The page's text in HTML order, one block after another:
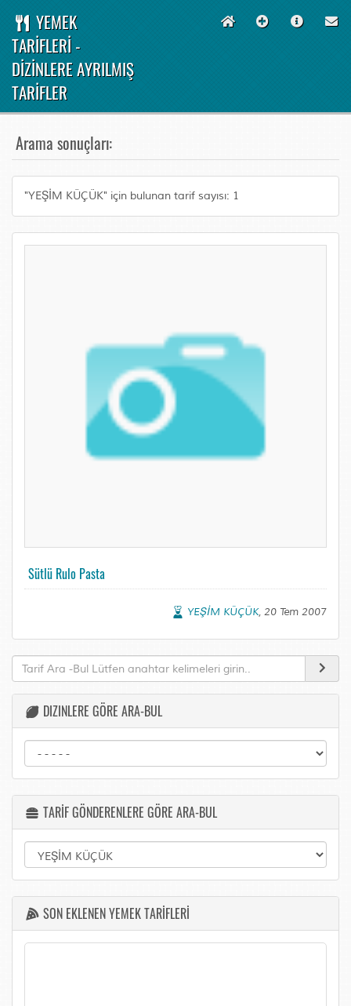
YEMEK
TARİFLERİ -
DİZİNLERE AYRILMIŞ
TARİFLER
Arama sonuçları:
"YEŞİM KÜÇÜK" için bulunan tarif sayısı: 1
Sütlü Rulo Pasta
YEŞİM KÜÇÜK, 20 Tem 2007
DIZINLERE GÖRE ARA-BUL
TARİF GÖNDERENLERE GÖRE ARA-BUL
SON EKLENEN YEMEK TARİFLERİ